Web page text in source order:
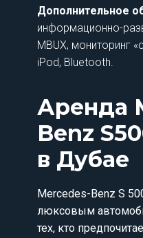
Mercedes-Benz S
люксовым
тех, кто
Аренда
Benz
в Дубае
Дополнительное
информационно-
MBUX, мониторинг
iPod, Bluetooth.